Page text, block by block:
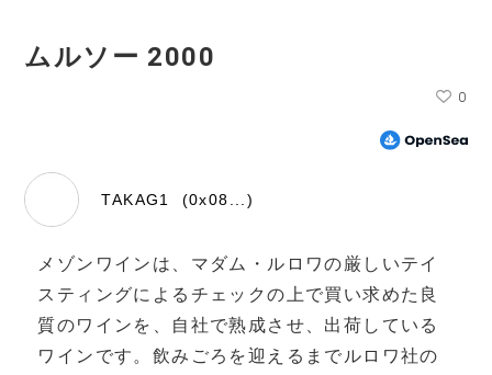
ムルソー 2000
0
TAKAG1 (0x08...)
メゾンワインは、マダム・ルロワの厳しいテイ
スティングによるチェックの上で買い求めた良
質のワインを、自社で熟成させ、出荷している
ワインです。飲みごろを迎えるまでルロワ社の